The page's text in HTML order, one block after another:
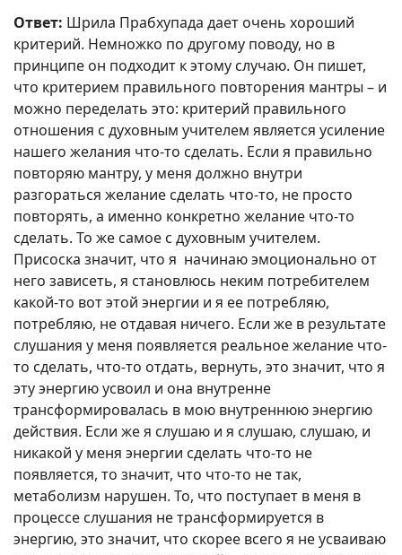
Ответ: Шрила Прабхупада дает очень хороший
критерий. Немножко по другому поводу, но в
принципе он подходит к этому случаю. Он пишет,
что критерием правильного повторения мантры – и
можно переделать это: критерий правильного
отношения с духовным учителем является усиление
нашего желания что-то сделать. Если я правильно
повторяю мантру, у меня должно внутри
разгораться желание сделать что-то, не просто
повторять, а именно конкретно желание что-то
сделать. То же самое с духовным учителем.
Присоска значит, что я начинаю эмоционально от
него зависеть, я становлюсь неким потребителем
какой-то вот этой энергии и я ее потребляю,
потребляю, не отдавая ничего. Если же в результате
слушания у меня появляется реальное желание что-
то сделать, что-то отдать, вернуть, это значит, что я
эту энергию усвоил и она внутренне
трансформировалась в мою внутреннюю энергию
действия. Если же я слушаю и я слушаю, слушаю, и
никакой у меня энергии сделать что-то не
появляется, то значит, что что-то не так,
метаболизм нарушен. То, что поступает в меня в
процессе слушания не трансформируется в
энергию, это значит, что скорее всего я не усваиваю